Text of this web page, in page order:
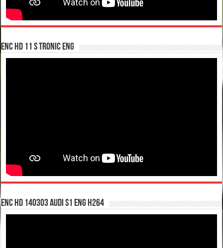
enc hd 11 S tronic ENG
enc hd 140303 Audi S1 ENG H264